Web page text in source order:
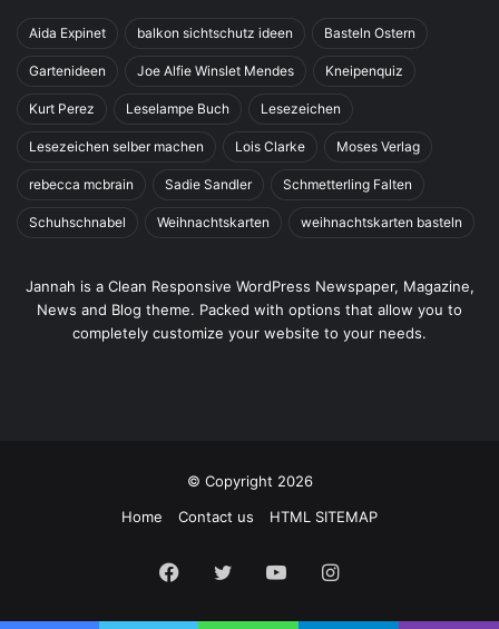
Aida Expinet balkon sichtschutz ideen Basteln Ostern
Gartenideen Joe Alfie Winslet Mendes Kneipenquiz
Kurt Perez Leselampe Buch Lesezeichen
Lesezeichen selber machen Lois Clarke Moses Verlag
rebecca mcbrain Sadie Sandler Schmetterling Falten
Schuhschnabel Weihnachtskarten weihnachtskarten basteln
Jannah is a Clean Responsive WordPress Newspaper, Magazine,
News and Blog theme. Packed with options that allow you to
completely customize your website to your needs.
© Copyright 2026
Home
Contact us HTML SITEMAP
Facebook
Twitter YouTubeInstagram